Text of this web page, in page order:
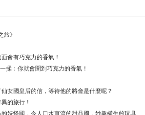
旅》
會有巧克力的香氣！
揉：你就會聞到巧克力的香氣！
女國皇后的信，等待他的將會是什麼呢？
的旅行！
妖怪國，令人口水直流的甜品國，妙趣橫生的玩具